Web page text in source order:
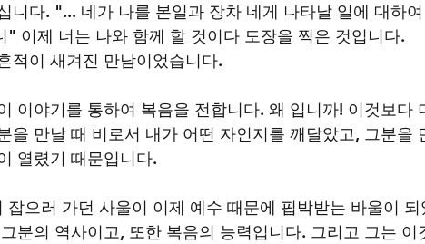
니다. "... 네가 나를 본일과 장차 네게 나타날 일에 대하
" 이제 너는 나와 함께 할 것이다 도장을 찍은 것입니다.
적이 새겨진 만남이었습니다.
이야기를 통하여 복음을 전합니다. 왜 입니까! 이것보다
을 만날 때 비로서 내가 어떤 자인지를 깨달았고, 그분을
열렸기 때문입니다.
으러 가던 사울이 이제 예수 때문에 핍박받는 바울이 되
분의 역사이고, 또한 복음의 능력입니다. 그리고 그는 이